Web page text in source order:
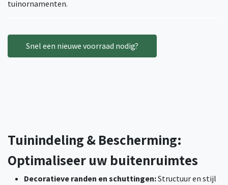
tuinornamenten.
Snel een nieuwe voorraad nodig?
Tuinindeling & Bescherming:
Optimaliseer uw buitenruimtes
Decoratieve randen en schuttingen:Structuur en stijl